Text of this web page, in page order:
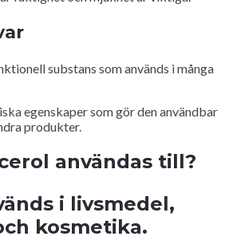
substans som används i många
egenskaper som gör den användbar
produkter.
användas till?
i livsmedel,
kosmetika.